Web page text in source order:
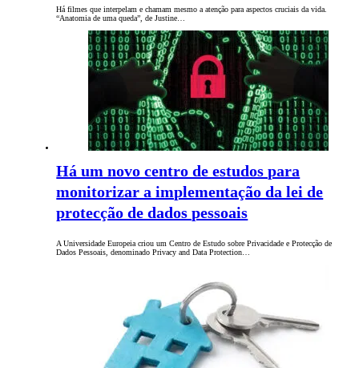
Há filmes que interpelam e chamam mesmo a atenção para aspectos cruciais da vida.
“Anatomia de uma queda”, de Justine…
Há um novo centro de estudos para
monitorizar a implementação da lei de
protecção de dados pessoais
A Universidade Europeia criou um Centro de Estudo sobre Privacidade e Protecção de
Dados Pessoais, denominado Privacy and Data Protection…